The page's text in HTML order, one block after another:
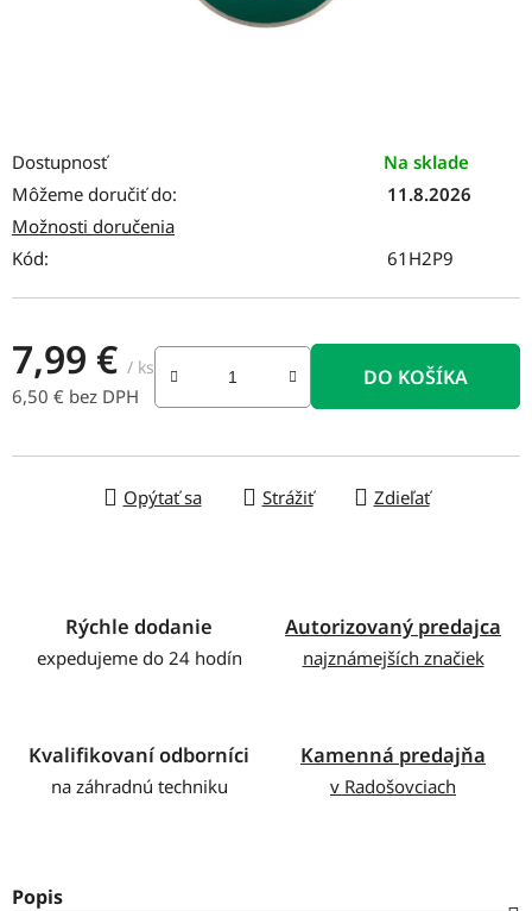
Dostupnosť
Na sklade
Môžeme doručiť do:
11.8.2026
Možnosti doručenia
Kód:
61H2P9
7,99 € / ks
6,50 € bez DPH
DO KOŠÍKA
Opýtať sa Strážiť Zdieľať
Rýchle dodanie
expedujeme do 24 hodín
Autorizovaný predajca
najznámejších značiek
Kvalifikovaní odborníci
na záhradnú techniku
Kamenná predajňa
v Radošovciach
Popis